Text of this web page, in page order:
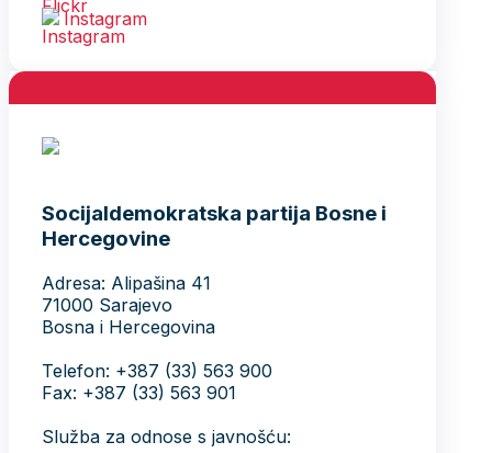
Instagram
Socijaldemokratska partija Bosne i
Hercegovine
Adresa: Alipašina 41
71000 Sarajevo
Bosna i Hercegovina
Telefon: +387 (33) 563 900
Fax: +387 (33) 563 901
Služba za odnose s javnošću: